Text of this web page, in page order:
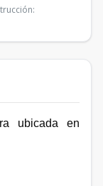
:
ubicada en